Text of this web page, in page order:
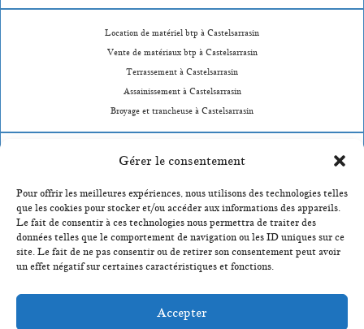
Gérer le consentement
Pour offrir les meilleures expériences, nous utilisons des technologies telles
que les cookies pour stocker et/ou accéder aux informations des appareils.
Le fait de consentir à ces technologies nous permettra de traiter des
données telles que le comportement de navigation ou les ID uniques sur ce
site. Le fait de ne pas consentir ou de retirer son consentement peut avoir
un effet négatif sur certaines caractéristiques et fonctions.
Accepter
Location de matériel btp à Castelsarrasin
Vente de matériaux btp à Castelsarrasin
Terrassement à Castelsarrasin
Assainissement à Castelsarrasin
Broyage et trancheuse à Castelsarrasin
Location de matériel btp à Durfort-Lacapelette
Terrassement à Durfort-Lacapelette
Assainissement à Durfort-Lacapelette
Broyage et trancheuse à Durfort-Lacapelette
Terrassement à Montauban